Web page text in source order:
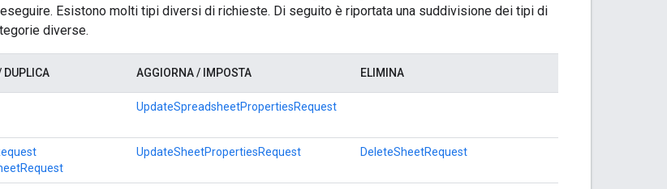
Esistono molti tipi diversi di richieste. Di seguito è riportata una suddivisione dei tipi di
diverse.
DUPLICA AGGIORNA / IMPOSTA ELIMINA
UpdateSpreadsheetPropertiesRequest
UpdateSheetPropertiesRequest DeleteSheetRequest